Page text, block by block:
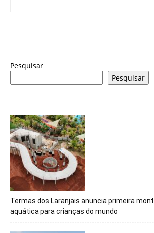
Pesquisar
Pesquisar
Termas dos Laranjais anuncia primeira
aquática para crianças do mundo